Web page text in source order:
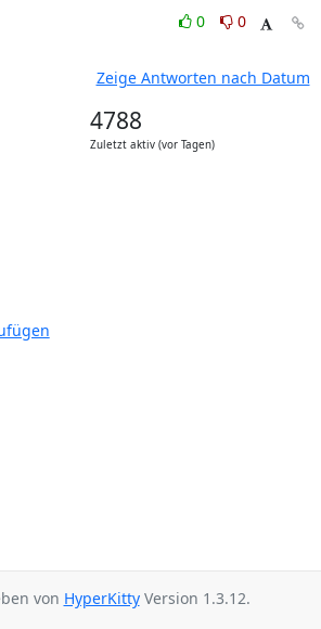
0
0
Zeige Antworten nach Datum
4788
Zuletzt aktiv (vor Tagen)
von HyperKittyVersion 1.3.12.